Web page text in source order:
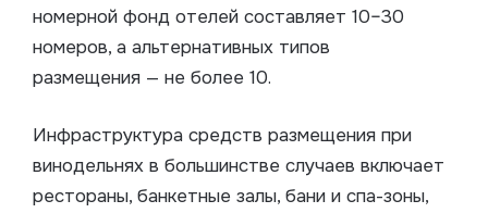
номерной фонд отелей составляет 10–30
номеров, а альтернативных типов
размещения — не более 10.
Инфраструктура средств размещения при
винодельнях в большинстве случаев включает
рестораны, банкетные залы, бани и спа-зоны,